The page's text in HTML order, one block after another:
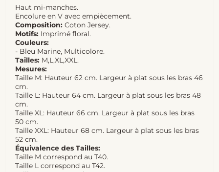
Haut mi-manches.
Encolure en V avec empiècement.
Composition: Coton Jersey.
Motifs: Imprimé floral.
Couleurs:
- Bleu Marine, Multicolore.
Tailles: M,L,XL,XXL.
Mesures:
Taille M: Hauteur 62 cm. Largeur à plat sous les bras 46
cm.
Taille L: Hauteur 64 cm. Largeur à plat sous les bras 48
cm.
Taille XL: Hauteur 66 cm. Largeur à plat sous les bras
50 cm.
Taille XXL: Hauteur 68 cm. Largeur à plat sous les bras
52 cm.
Équivalence des Tailles:
Taille M correspond au T40.
Taille L correspond au T42.